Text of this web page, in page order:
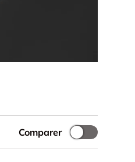
Comparer